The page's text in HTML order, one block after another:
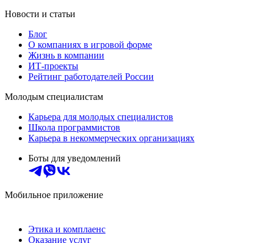
Новости и статьи
Блог
О компаниях в игровой форме
Жизнь в компании
ИТ-проекты
Рейтинг работодателей России
Молодым специалистам
Карьера для молодых специалистов
Школа программистов
Карьера в некоммерческих организациях
Боты для уведомлений
Мобильное приложение
Этика и комплаенс
Оказание услуг